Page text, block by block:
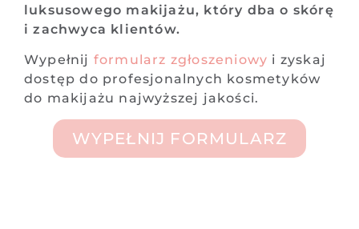
luksusowego makijażu, który dba o skórę
i zachwyca klientów.
Wypełnij formularz zgłoszeniowy i zyskaj
dostęp do profesjonalnych kosmetyków
do makijażu najwyższej jakości.
WYPEŁNIJ FORMULARZ